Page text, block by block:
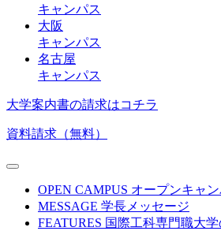
キャンパス
大阪
キャンパス
名古屋
キャンパス
大学案内書の請求はコチラ
資料請求（無料）
OPEN CAMPUS オープンキャン
MESSAGE 学長メッセージ
FEATURES 国際工科専門職大